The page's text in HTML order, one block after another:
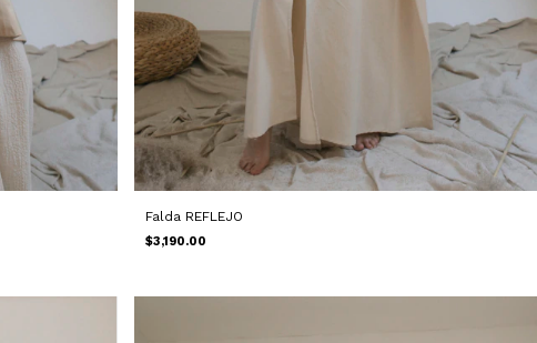
Falda REFLEJO
$3,190.00